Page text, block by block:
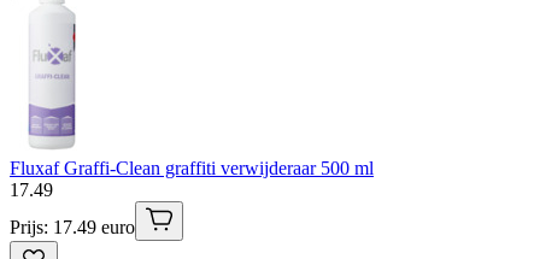
Fluxaf Graffi-Clean graffiti verwijderaar 500 ml
17.49
Prijs: 17.49 euro